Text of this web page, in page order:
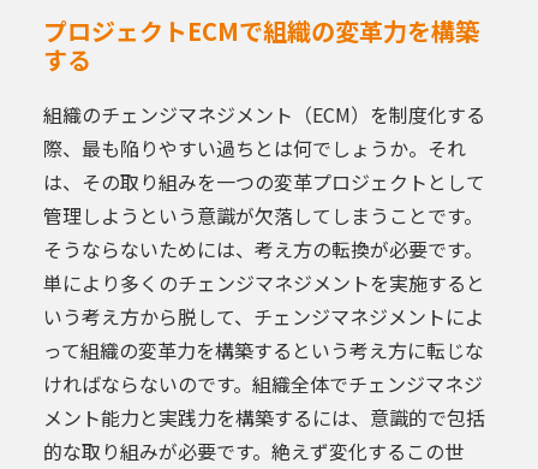
プロジェクトECMで組織の変革力を構築
する
組織のチェンジマネジメント（ECM）を制度化する
際、最も陥りやすい過ちとは何でしょうか。それ
は、その取り組みを一つの変革プロジェクトとして
管理しようという意識が欠落してしまうことです。
そうならないためには、考え方の転換が必要です。
単により多くのチェンジマネジメントを実施すると
いう考え方から脱して、チェンジマネジメントによ
って組織の変革力を構築するという考え方に転じな
ければならないのです。組織全体でチェンジマネジ
メント能力と実践力を構築するには、意識的で包括
的な取り組みが必要です。絶えず変化するこの世